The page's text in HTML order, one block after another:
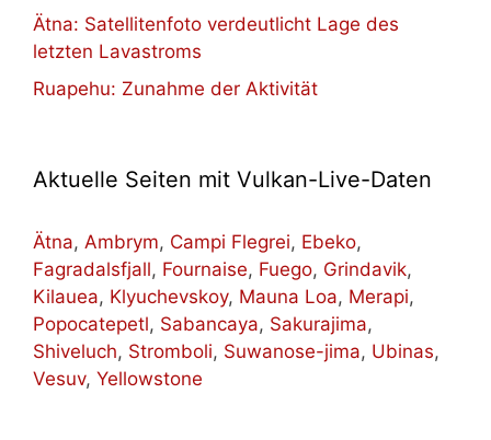
Ätna: Satellitenfoto verdeutlicht Lage des
letzten Lavastroms
Ruapehu: Zunahme der Aktivität
Aktuelle Seiten mit Vulkan-Live-Daten
Ätna, Ambrym, Campi Flegrei, Ebeko,
Fagradalsfjall, Fournaise, Fuego, Grindavik,
Kilauea, Klyuchevskoy, Mauna Loa, Merapi,
Popocatepetl, Sabancaya, Sakurajima,
Shiveluch, Stromboli, Suwanose-jima, Ubinas,
Vesuv, Yellowstone